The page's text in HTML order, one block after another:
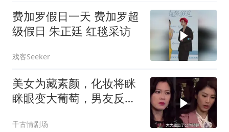
费加罗假日一天 费加罗超
级假日 朱正廷 红毯采访
戏客Seeker
美女为藏素颜，化妆将眯
眯眼变大葡萄，男友反应
千古情剧场